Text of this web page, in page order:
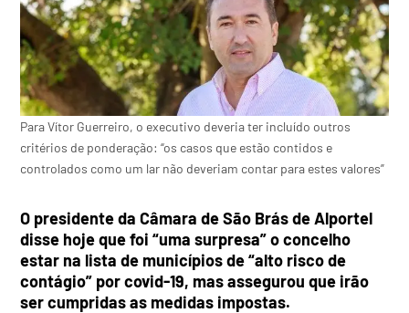
Para Vítor Guerreiro, o executivo deveria ter incluído outros
critérios de ponderação: “os casos que estão contidos e
controlados como um lar não deveriam contar para estes valores”
O presidente da Câmara de São Brás de Alportel
disse hoje que foi “uma surpresa” o concelho
estar na lista de municípios de “alto risco de
contágio” por covid-19, mas assegurou que irão
ser cumpridas as medidas impostas.